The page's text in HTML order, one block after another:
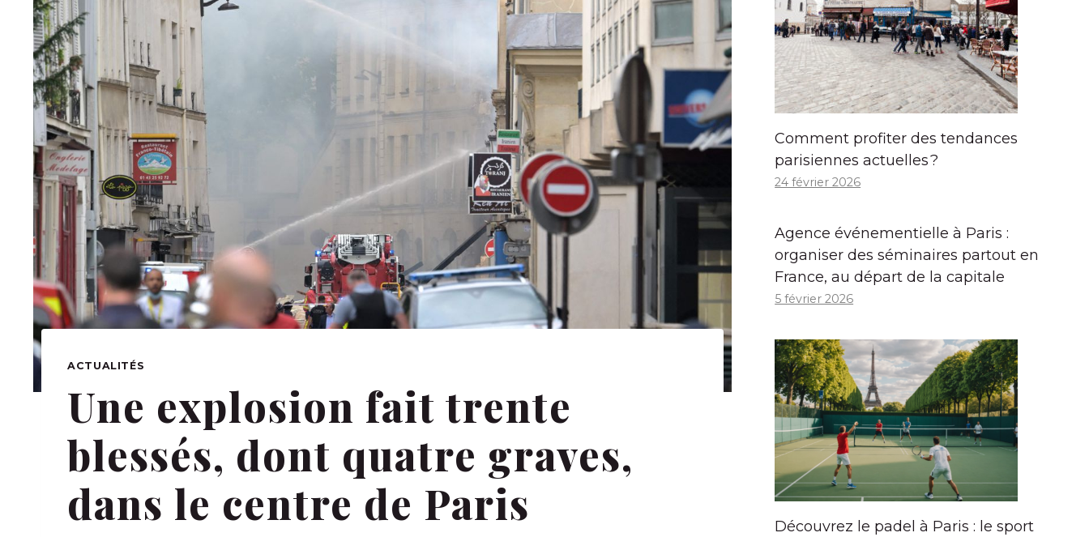
ACTUALITÉS
Une explosion fait trente
blessés, dont quatre graves,
dans le centre de Paris
Comment profiter des tendances
parisiennes actuelles ?
24 février 2026
Agence événementielle à Paris :
organiser des séminaires partout en
France, au départ de la capitale
5 février 2026
Découvrez le padel à Paris : le sport